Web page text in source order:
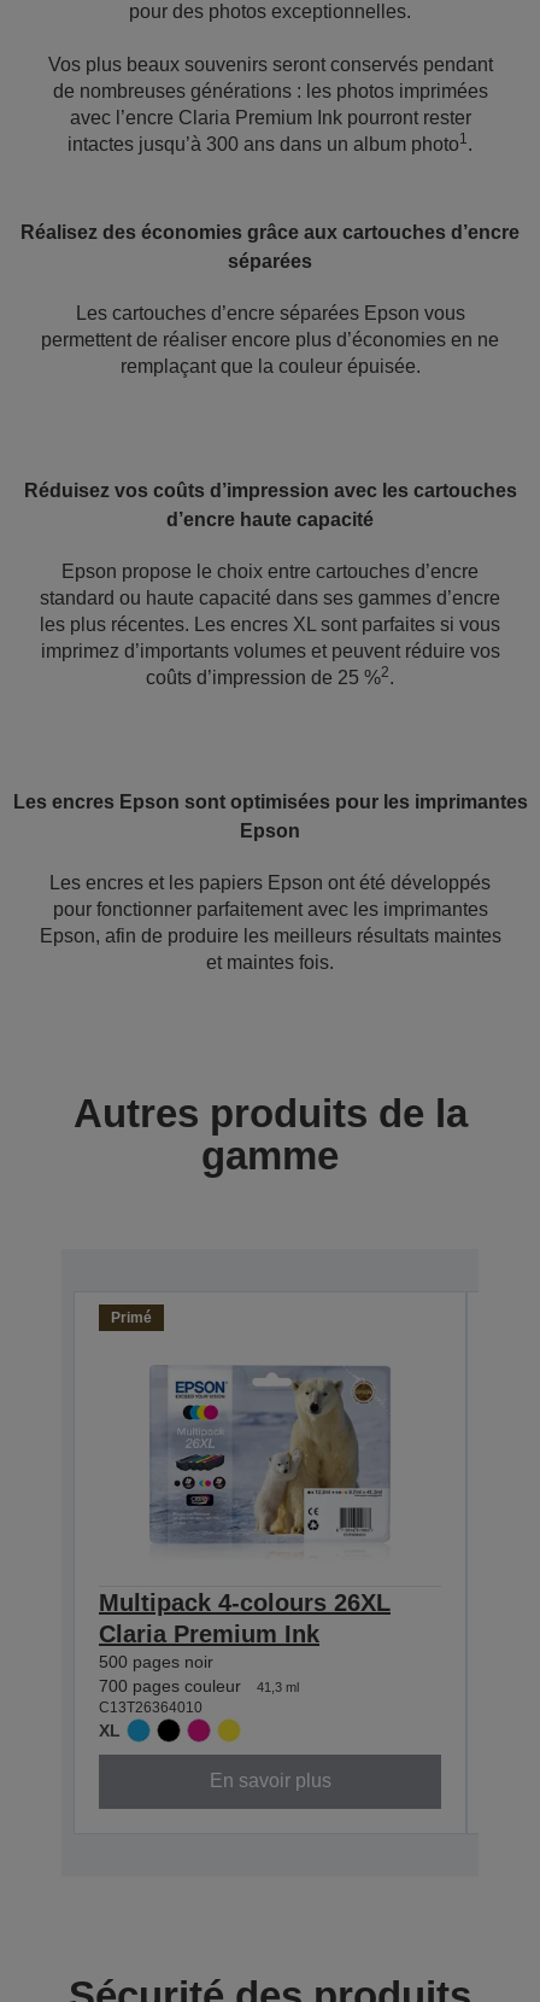
pour des photos exceptionnelles.
Vos plus beaux souvenirs seront conservés pendant
de nombreuses générations : les photos imprimées
avec l’encre Claria Premium Ink pourront rester
intactes jusqu’à 300 ans dans un album photo1.
Réalisez des économies grâce aux cartouches d’encre
séparées
Les cartouches d’encre séparées Epson vous
permettent de réaliser encore plus d’économies en ne
remplaçant que la couleur épuisée.
Réduisez vos coûts d’impression avec les cartouches
d’encre haute capacité
Epson propose le choix entre cartouches d’encre
standard ou haute capacité dans ses gammes d’encre
les plus récentes. Les encres XL sont parfaites si vous
imprimez d’importants volumes et peuvent réduire vos
coûts d’impression de 25 %2.
Les encres Epson sont optimisées pour les imprimantes
Epson
Les encres et les papiers Epson ont été développés
pour fonctionner parfaitement avec les imprimantes
Epson, afin de produire les meilleurs résultats maintes
et maintes fois.
Autres produits de la
gamme
Primé
Multipack 4-colours 26XL
Claria Premium Ink
500 pages noir
700 pages couleur
41,3 ml
C13T26364010
XL
En savoir plus